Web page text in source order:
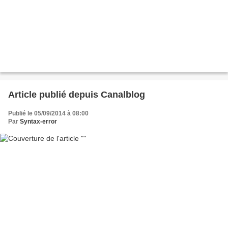
Article publié depuis Canalblog
Publié le 05/09/2014 à 08:00
Par Syntax-error